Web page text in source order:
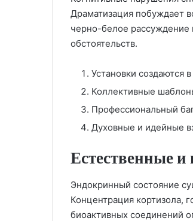
Драматизация побуждает
черно-белое рассуждение
обстоятельств.
Установки создаются
Коллективные
Профессиональный
Духовные и идейные
Естественные
Эндокринный состояние
Концентрация кортизола,
биоактивных соединений